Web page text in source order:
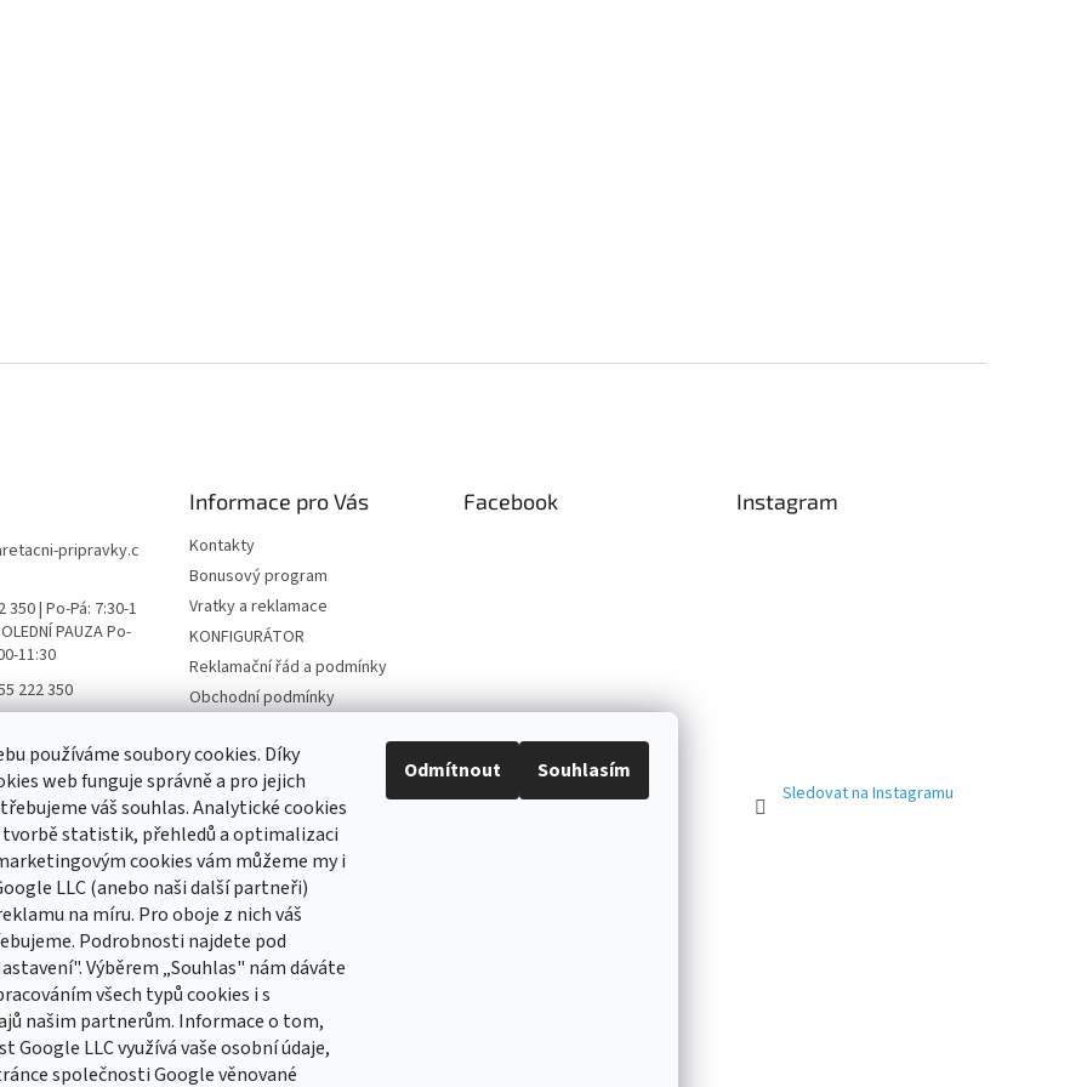
používáme soubory cookies. Díky
web funguje správně a pro jejich
váš souhlas. Analytické cookies
tvorbě statistik, přehledů a optimalizaci
cookies vám můžeme my i
LLC (anebo naši další partneři)
na míru. Pro oboje z nich váš
Podrobnosti najdete pod
Výběrem „Souhlas" nám dáváte
všech typů cookies i s
našim partnerům. Informace o tom,
Google LLC využívá vaše osobní údaje,
společnosti Google věnované
Odmítnout Souhlasím
pripravky.c
350 | Po-Pá: 7:30-1
PAUZA Po-
11:30
222 350
Informace pro Vás
Kontakty
Bonusový program
Vratky a reklamace
KONFIGURÁTOR
Reklamační řád a podmínky
Obchodní podmínky
údajů
Hodnocení obchodu
Facebook Instagram
Sledovat na Instagramu
newsletter
mail a my vám budeme zasílat informace o nových
našem e-shopu.
mailu souhlasíte spodmínkami ochrany osobních